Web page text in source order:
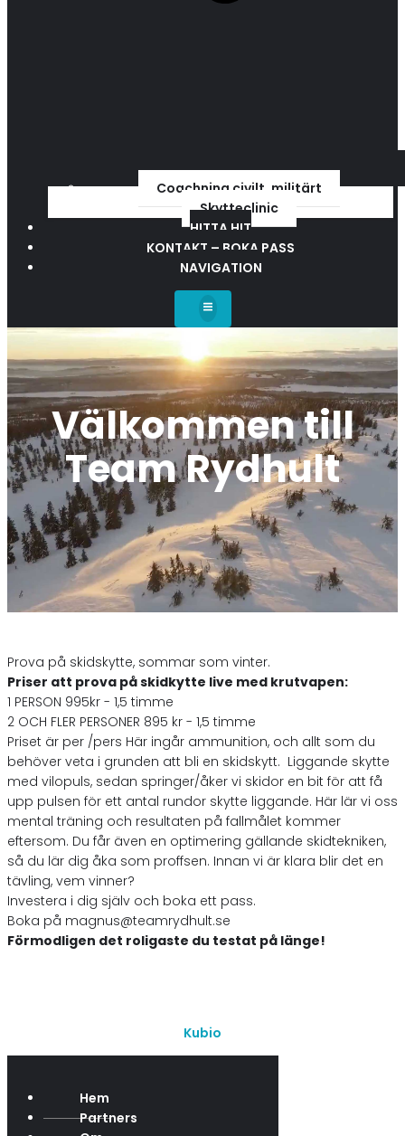
Coachning civilt, militärt
Skytteclinic
HITTA HIT
KONTAKT – BOKA PASS
NAVIGATION
Välkommen till
Team Rydhult
Prova på skidskytte, sommar som vinter.
Priser att prova på skidkytte live med krutvapen:
1 PERSON 995kr - 1,5 timme
2 OCH FLER PERSONER 895 kr - 1,5 timme
Priset är per /pers Här ingår ammunition, och allt som du
behöver veta i grunden att bli en skidskytt. Liggande skytte
med vilopuls, sedan springer/åker vi skidor en bit för att få
upp pulsen för ett antal rundor skytte liggande. Här lär vi oss
mental träning och resultaten på fallmålet kommer
eftersom. Du får även en optimering gällande skidtekniken,
så du lär dig åka som proffsen. Innan vi är klara blir det en
tävling, vem vinner?
Investera i dig själv och boka ett pass.
Boka på magnus@teamrydhult.se
Förmodligen det roligaste du testat på länge!
Kubio
Hem
Partners